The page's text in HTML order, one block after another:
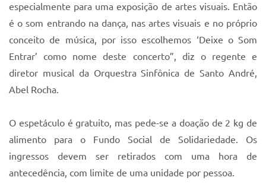
especialmente para uma exposição de artes visuais. Então
é o som entrando na dança, nas artes visuais e no próprio
conceito de música, por isso escolhemos ‘Deixe o Som
Entrar’ como nome deste concerto”, diz o regente e
diretor musical da Orquestra Sinfônica de Santo André,
Abel Rocha.
O espetáculo é gratuito, mas pede-se a doação de 2 kg de
alimento para o Fundo Social de Solidariedade. Os
ingressos devem ser retirados com uma hora de
antecedência, com limite de uma unidade por pessoa.